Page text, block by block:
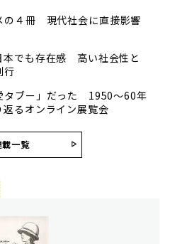
の４冊 現代社会に直接影響
本でも存在感 高い社会性と
行
タブー」だった 1950～60年
るオンライン展覧会
載一覧